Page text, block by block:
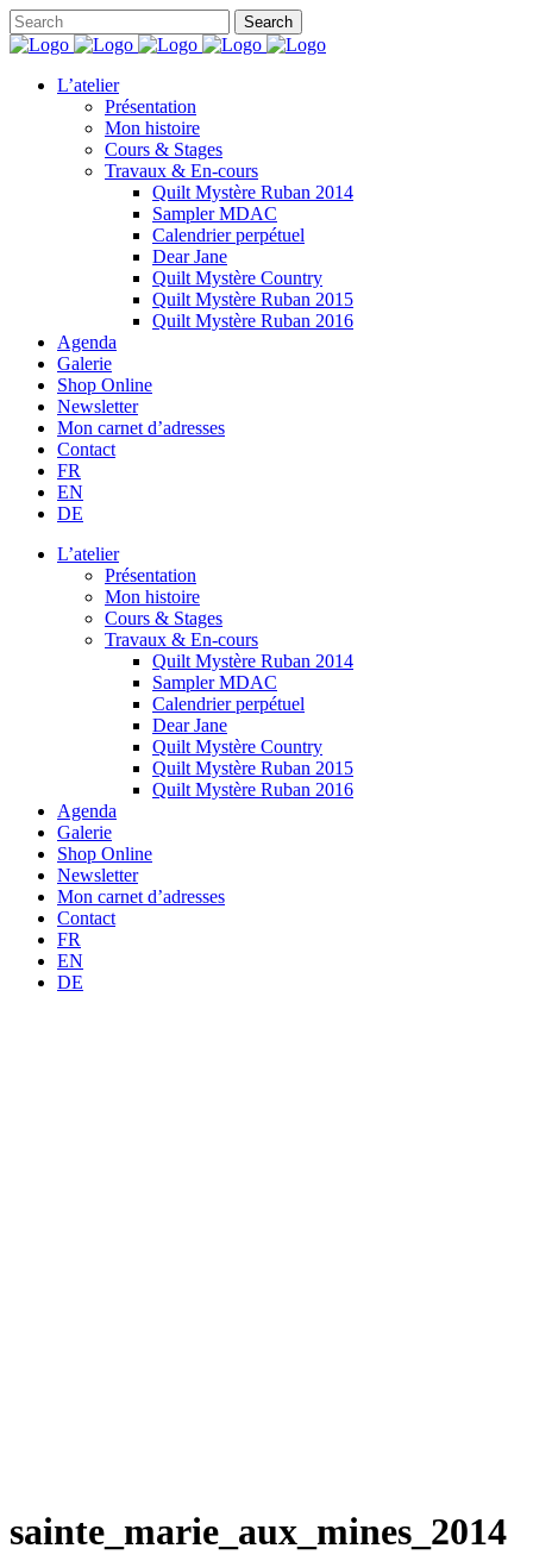
L’atelier
Présentation
Mon histoire
Cours & Stages
Travaux & En-cours
Quilt Mystère Ruban 2014
Sampler MDAC
Calendrier perpétuel
Dear Jane
Quilt Mystère Country
Quilt Mystère Ruban 2015
Quilt Mystère Ruban 2016
Agenda
Galerie
Shop Online
Newsletter
Mon carnet d’adresses
Contact
FR
EN
DE
L’atelier
Présentation
Mon histoire
Cours & Stages
Travaux & En-cours
Quilt Mystère Ruban 2014
Sampler MDAC
Calendrier perpétuel
Dear Jane
Quilt Mystère Country
Quilt Mystère Ruban 2015
Quilt Mystère Ruban 2016
Agenda
Galerie
Shop Online
Newsletter
Mon carnet d’adresses
Contact
FR
EN
DE
sainte_marie_aux_mines_2014